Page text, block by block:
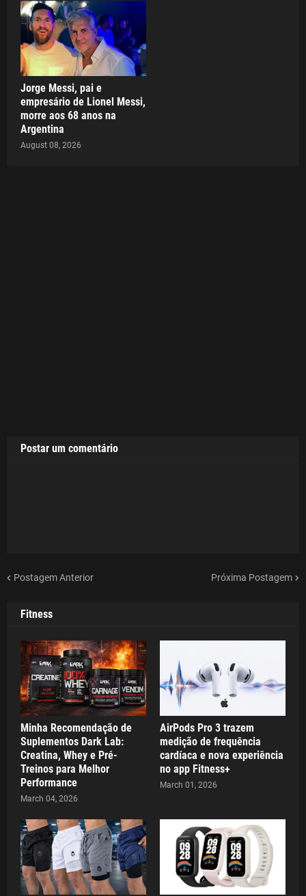
Jorge Messi, pai e
empresário de Lionel Messi,
morre aos 68 anos na
Argentina
August 08, 2026
Postar um comentário
Postagem Anterior Próxima Postagem
Fitness
Minha Recomendação de
Suplementos Dark Lab:
Creatina, Whey e Pré-
Treinos para Melhor
Performance
March 04, 2026
AirPods Pro 3 trazem
medição de frequência
cardíaca e nova experiência
no app Fitness+
March 01, 2026